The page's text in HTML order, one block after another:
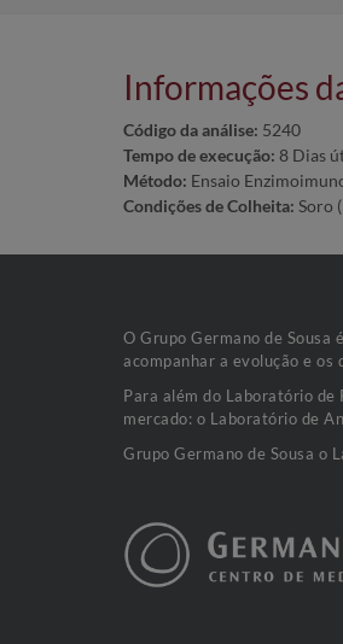
Informações
Código da análise: 5240
Tempo de execução: 8 Dias
Método: Ensaio
Condições de Colheita: Soro
O Grupo Germano de
acompanhar a evolução e os
Para além do Laboratório de
mercado: o Laboratório de
Grupo Germano de Sousa o